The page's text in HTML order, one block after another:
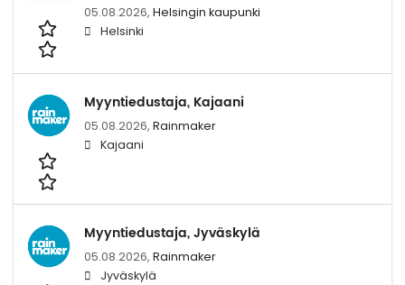
05.08.2026, Helsingin kaupunki
Helsinki
Myyntiedustaja, Kajaani
05.08.2026, Rainmaker
Kajaani
Myyntiedustaja, Jyväskylä
05.08.2026, Rainmaker
Jyväskylä